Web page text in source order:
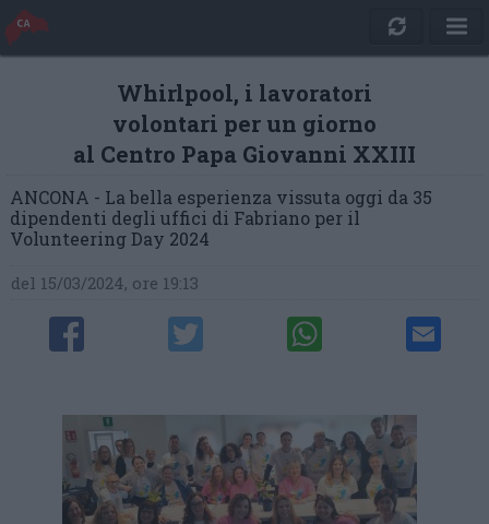
Whirlpool, i lavoratori
volontari per un giorno
al Centro Papa Giovanni XXIII
ANCONA - La bella esperienza vissuta oggi da 35
dipendenti degli uffici di Fabriano per il
Volunteering Day 2024
del 15/03/2024, ore 19:13